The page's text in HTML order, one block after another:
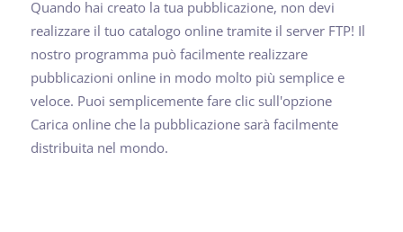
Quando hai creato la tua pubblicazione, non devi
realizzare il tuo catalogo online tramite il server FTP! Il
nostro programma può facilmente realizzare
pubblicazioni online in modo molto più semplice e
veloce. Puoi semplicemente fare clic sull'opzione
Carica online che la pubblicazione sarà facilmente
distribuita nel mondo.